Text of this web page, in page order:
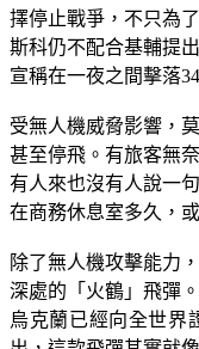
擇停止戰爭，不只為
斯科仍不配合基輔提
宣稱在一夜之間擊落
受無人機威脅影響，
甚至停飛。有旅客無
有人來也沒有人說一
在商務休息室多久，
除了無人機攻擊能力
深處的「火鶴」飛彈
烏克蘭已經向全世界